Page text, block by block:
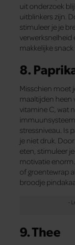
uit onderzoek
uitblinkers zijn.
stimuleer je je
verwerksnelheid
makkelijke
8.
Misschien moet
maaltijden heen
vitamine C, wat
stressniveau. Is
je niet druk.
eten, stimuleer
motivatie
of groentewrap
broodje
9. Thee